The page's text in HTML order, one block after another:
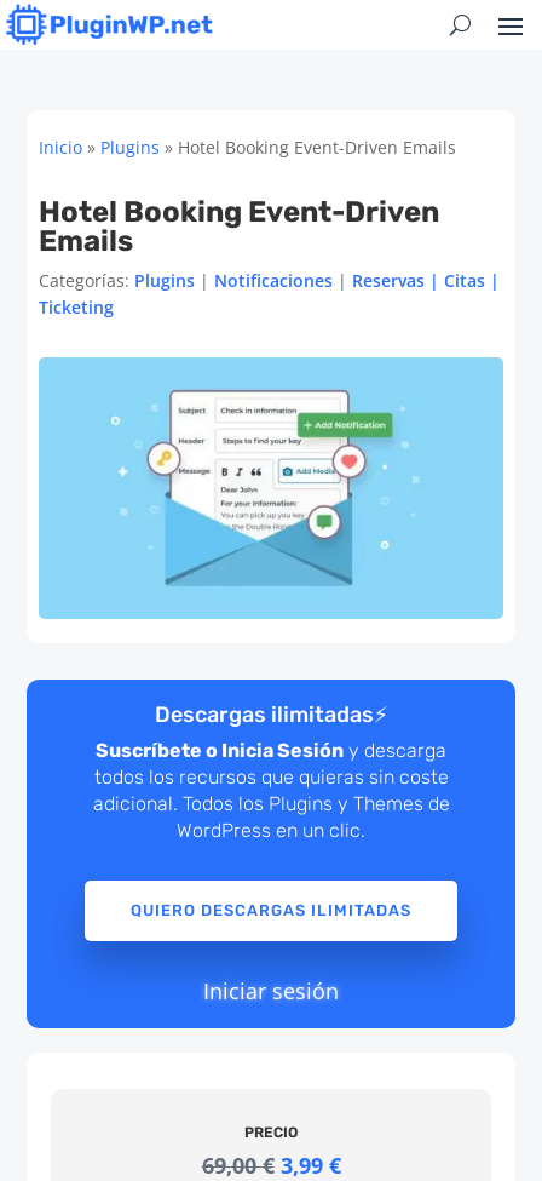
Inicio » Plugins » Hotel Booking Event-Driven Emails
Hotel Booking Event-Driven
Emails
Categorías: Plugins | Notificaciones | Reservas | Citas |
Ticketing
Descargas ilimitadas⚡
Suscríbete o Inicia Sesión y descarga
todos los recursos que quieras sin coste
adicional. Todos los Plugins y Themes de
WordPress en un clic.
QUIERO DESCARGAS ILIMITADAS
Iniciar sesión
PRECIO
69,00€ El
3,99 €El